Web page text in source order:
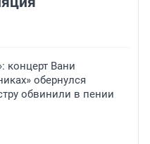
концерт Вани
обернулся
обвинили в пении